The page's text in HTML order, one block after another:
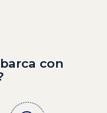
con